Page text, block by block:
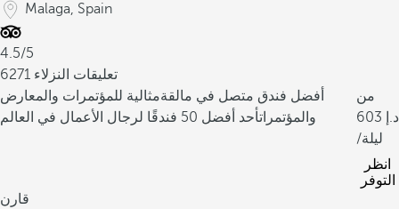
Malaga, Spain
4.5/5
6271 تعليقات النزلاء
أفضل فندق متصل في مالقةمثالية للمؤتمرات والمعارض
والمؤتمراتأحد أفضل 50 فندقًا لرجال الأعمال في العالم
من
603
/ليلة
انظر
التوفر
قارن